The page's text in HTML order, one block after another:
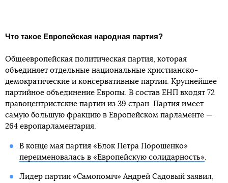
Что такое Европейская народная партия?
Общеевропейская политическая партия, которая
объединяет отдельные национальные христианско-
демократические и консервативные партии. Крупнейшее
партийное объединение Европы. В состав ЕНП входят 72
правоцентристские партии из 39 стран. Партия имеет
самую большую фракцию в Европейском парламенте —
264 европарламентария.
В конце мая партия «Блок Петра Порошенко»
переименовалась в «Европейскую солидарность».
Лидер партии «Самопоміч» Андрей Садовый заявил,